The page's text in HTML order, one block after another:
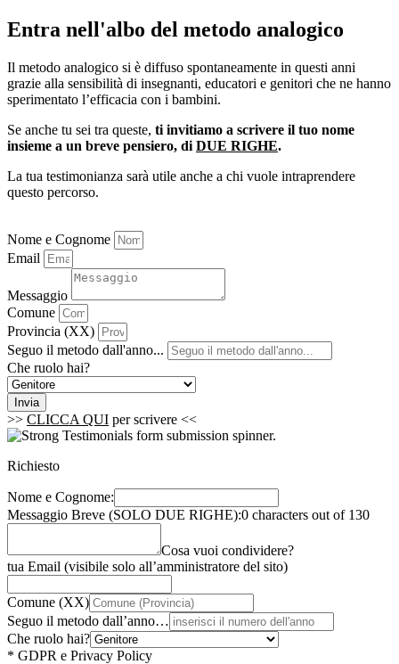
Entra nell'albo del metodo analogico
Il metodo analogico si è diffuso spontaneamente in questi anni
grazie alla sensibilità di insegnanti, educatori e genitori che ne hanno
sperimentato l’efficacia con i bambini.
Se anche tu sei tra queste, ti invitiamo a scrivere il tuo nome
insieme a un breve pensiero, di DUE RIGHE.
La tua testimonianza sarà utile anche a chi vuole intraprendere
questo percorso.
Nome e Cognome
Email
Messaggio
Comune
Provincia (XX)
Seguo il metodo dall'anno...
Che ruolo hai?
Invia
>> CLICCA QUI per scrivere <<
Richiesto
Nome e Cognome:
Messaggio Breve (SOLO DUE RIGHE):0 characters out of 130
Cosa vuoi condividere?
tua Email (visibile solo all’amministratore del sito)
Comune (XX)
Seguo il metodo dall’anno…
Che ruolo hai?
* GDPR e Privacy Policy